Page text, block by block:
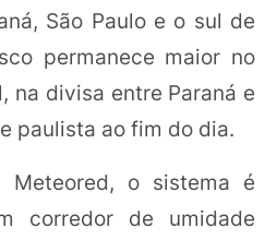
São Paulo e o sul de
permanece maior no
na divisa entre Paraná e
paulista ao fim do dia.
o sistema é
corredor de umidade